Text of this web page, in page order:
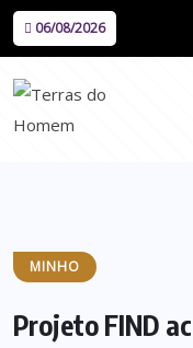
06/08/2026
MINHO
Projeto FIND